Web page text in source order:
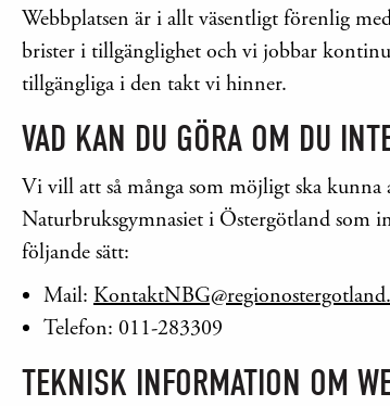
Webbplatsen är i allt väsentligt förenlig
brister i tillgänglighet och vi jobbar
tillgängliga i den takt vi hinner.
VAD KAN DU GÖRA OM DU
Vi vill att så många som möjligt ska
Naturbruksgymnasiet i Östergötland som
följande sätt:
Mail:
Telefon: 011-283309
TEKNISK INFORMATION OM